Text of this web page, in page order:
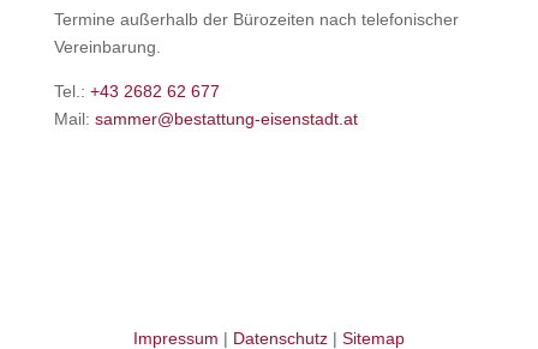
Termine außerhalb der Bürozeiten nach telefonischer
Vereinbarung.
Tel.: +43 2682 62 677
Mail: sammer@bestattung-eisenstadt.at
Impressum | Datenschutz| Sitemap